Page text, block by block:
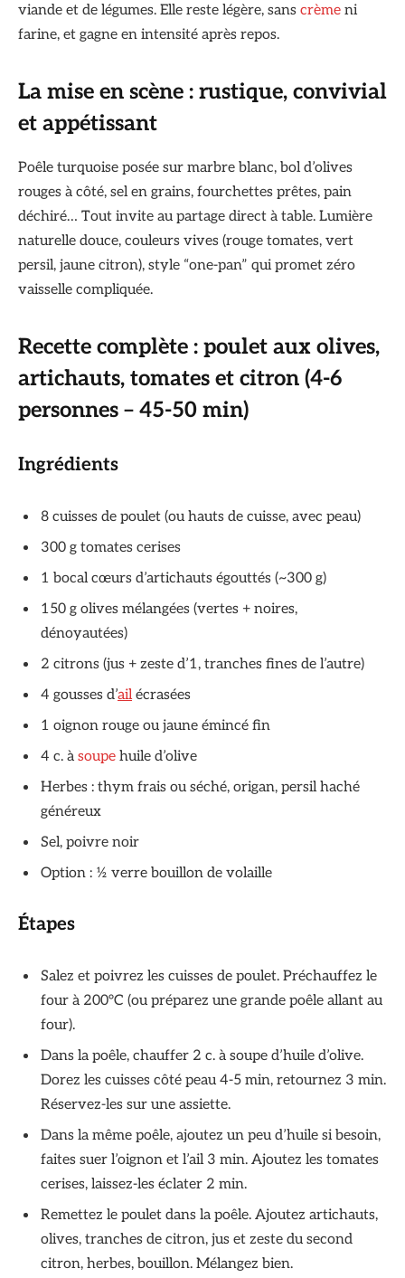
viande et de légumes. Elle reste légère, sans crème ni
farine, et gagne en intensité après repos.
La mise en scène : rustique, convivial
et appétissant
Poêle turquoise posée sur marbre blanc, bol d’olives
rouges à côté, sel en grains, fourchettes prêtes, pain
déchiré… Tout invite au partage direct à table. Lumière
naturelle douce, couleurs vives (rouge tomates, vert
persil, jaune citron), style “one-pan” qui promet zéro
vaisselle compliquée.
Recette complète : poulet aux olives,
artichauts, tomates et citron (4-6
personnes – 45-50 min)
Ingrédients
8 cuisses de poulet (ou hauts de cuisse, avec peau)
300 g tomates cerises
1 bocal cœurs d’artichauts égouttés (~300 g)
150 g olives mélangées (vertes + noires,
dénoyautées)
2 citrons (jus + zeste d’1, tranches fines de l’autre)
4 gousses d’ailécrasées
1 oignon rouge ou jaune émincé fin
4 c. à soupe huile d’olive
Herbes : thym frais ou séché, origan, persil haché
généreux
Sel, poivre noir
Option : ½ verre bouillon de volaille
Étapes
Salez et poivrez les cuisses de poulet. Préchauffez le
four à 200°C (ou préparez une grande poêle allant au
four).
Dans la poêle, chauffer 2 c. à soupe d’huile d’olive.
Dorez les cuisses côté peau 4-5 min, retournez 3 min.
Réservez-les sur une assiette.
Dans la même poêle, ajoutez un peu d’huile si besoin,
faites suer l’oignon et l’ail 3 min. Ajoutez les tomates
cerises, laissez-les éclater 2 min.
Remettez le poulet dans la poêle. Ajoutez artichauts,
olives, tranches de citron, jus et zeste du second
citron, herbes, bouillon. Mélangez bien.